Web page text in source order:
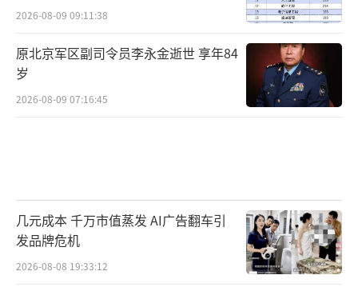
2026-08-09 09:11:38
原北京军区副司令员李永金逝世 享年84
岁
2026-08-09 07:16:45
几元成本 千万市值蒸发 AI广告翻车引
发品牌危机
2026-08-08 19:33:12